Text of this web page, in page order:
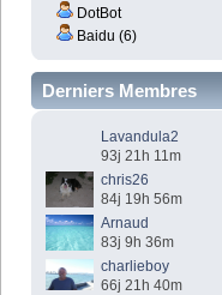
DotBot
Baidu (6)
Derniers Membres
Lavandula2
93j 21h 11m
chris26
84j 19h 56m
Arnaud
83j 9h 36m
charlieboy
66j 21h 40m